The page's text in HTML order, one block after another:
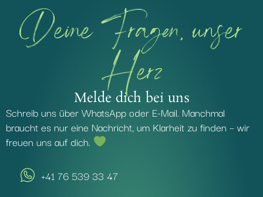
Deine Fragen, unser
Herz
Melde dich bei uns
Schreib uns über WhatsApp oder E-Mail. Manchmal
braucht es nur eine Nachricht, um Klarheit zu finden – wir
freuen uns auf dich.
+41 76 539 33 47